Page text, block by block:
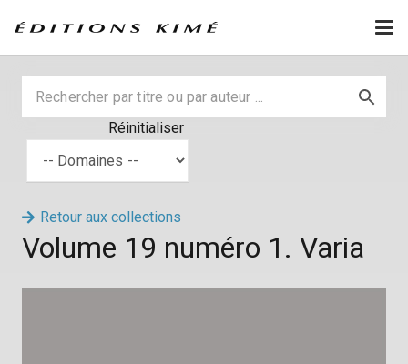
Réinitialiser
Retour aux collections
Volume 19 numéro 1. Varia